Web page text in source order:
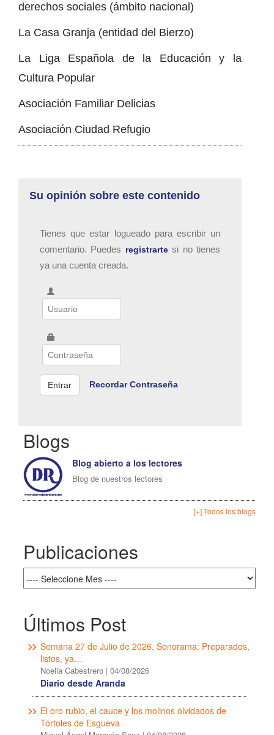
derechos sociales (ámbito nacional)
La Casa Granja (entidad del Bierzo)
La Liga Española de la Educación y la
Cultura Popular
Asociación Familiar Delicias
Asociación Ciudad Refugio
Su opinión sobre este contenido
Tienes que estar logueado para escribir un
comentario. Puedes registrartesi no tienes
ya una cuenta creada.
Recordar Contraseña
Blogs
Blog abierto a los lectores
Blog de nuestros lectores
[+] Todos los blogs
Publicaciones
Últimos Post
Semana 27 de Julio de 2026, Sonorama: Preparados,
listos, ya…
Noelia Cabestrero | 04/08/2026
Diario desde Aranda
El oro rubio, el cauce y los molinos olvidados de
Tórtoles de Esgueva